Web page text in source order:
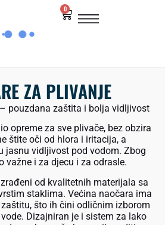
0
ZA PLIVANJE
pouzdana zaštita i bolja vidljivost
opreme za sve plivače, bez obzira
štite oči od hlora i iritacija, a
jasnu vidljivost pod vodom. Zbog
važne i za djecu i za odrasle.
od kvalitetnih materijala sa
staklima. Većina naočara ima
što ih čini odličnim izborom
Dizajniran je i sistem za lako